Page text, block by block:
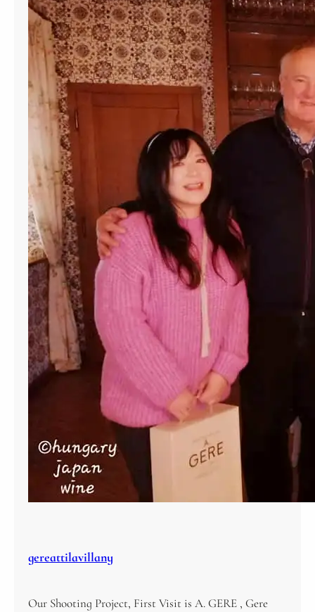
gereattilavillany
Our Shooting Project, First Visit is A. GERE , Gere